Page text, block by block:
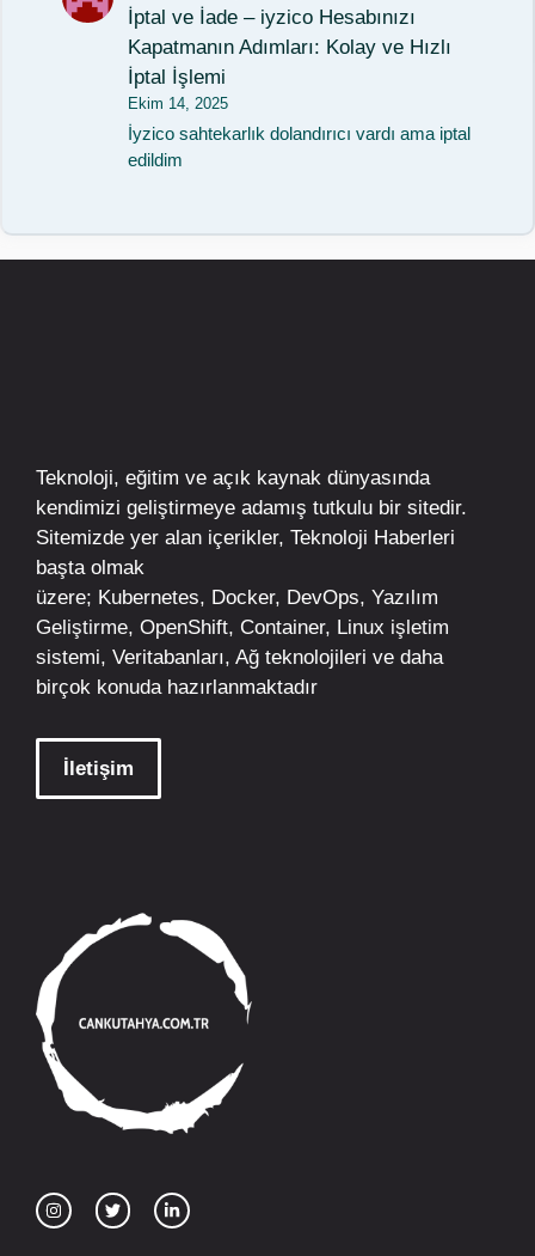
İptal ve İade – iyzico Hesabınızı
Kapatmanın Adımları: Kolay ve Hızlı
İptal İşlemi
Ekim 14, 2025
İyzico sahtekarlık dolandırıcı vardı ama iptal
edildim
Teknoloji, eğitim ve açık kaynak dünyasında
kendimizi geliştirmeye adamış tutkulu bir sitedir.
Sitemizde yer alan içerikler, Teknoloji Haberleri
başta olmak
üzere; Kubernetes, Docker, DevOps, Yazılım
Geliştirme, OpenShift, Container, Linux işletim
sistemi, Veritabanları, Ağ teknolojileri ve daha
birçok konuda hazırlanmaktadır
İletişim